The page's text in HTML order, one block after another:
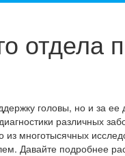
отдела
головы, но и за
различных
многотысячных
Давайте подробнее